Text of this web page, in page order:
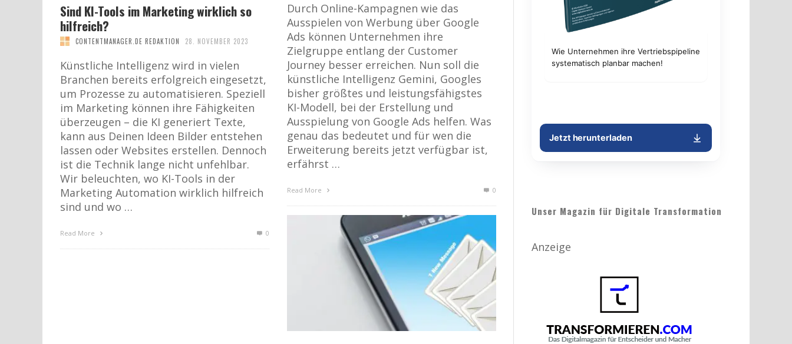
Durch Online-Kampagnen wie das
Ausspielen von Werbung über Google
Ads können Unternehmen ihre
Zielgruppe entlang der Customer
Journey besser erreichen. Nun soll die
künstliche Intelligenz Gemini, Googles
bisher größtes und leistungsfähigstes
KI-Modell, bei der Erstellung und
Ausspielung von Google Ads helfen. Was
genau das bedeutet und für wen die
Erweiterung bereits jetzt verfügbar ist,
erfährst …
Read More 0
Sind KI-Tools im Marketing wirklich so
hilfreich?
CONTENTMANAGER.DE REDAKTION 28. NOVEMBER 2023
Künstliche Intelligenz wird in vielen
Branchen bereits erfolgreich eingesetzt,
um Prozesse zu automatisieren. Speziell
im Marketing können ihre Fähigkeiten
überzeugen – die KI generiert Texte,
kann aus Deinen Ideen Bilder entstehen
lassen oder Websites erstellen. Dennoch
ist die Technik lange nicht unfehlbar.
Wir beleuchten, wo KI-Tools in der
Marketing Automation wirklich hilfreich
sind und wo …
Read More 0
Unser Magazin für Digitale Transformation
Anzeige